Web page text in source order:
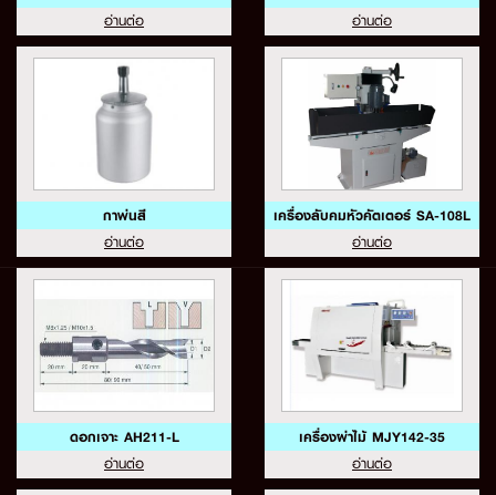
อ่านต่อ อ่านต่อ
กาพ่นสี
อ่านต่อ
เครื่องลับคมหัวคัตเตอร์ SA-108L
อ่านต่อ
ดอกเจาะ AH211-L
อ่านต่อ
เครื่องผ่าไม้ MJY142-35
อ่านต่อ